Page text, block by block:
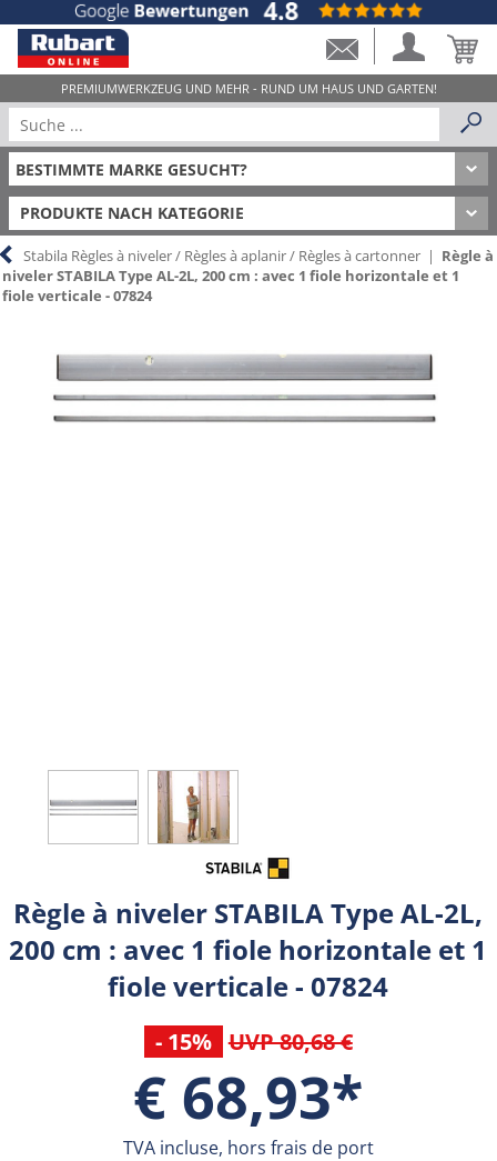
PRODUKTE NACH KATEGORIE
Stabila Règles à niveler / Règles à aplanir / Règles à cartonner | Règle à
niveler STABILA Type AL-2L, 200 cm : avec 1 fiole horizontale et 1
fiole verticale - 07824
Règle à niveler STABILA Type AL-2L,
200 cm : avec 1 fiole horizontale et 1
fiole verticale - 07824
- 15% UVP 80,68 €
€ 68,93*
TVA incluse, hors frais de port